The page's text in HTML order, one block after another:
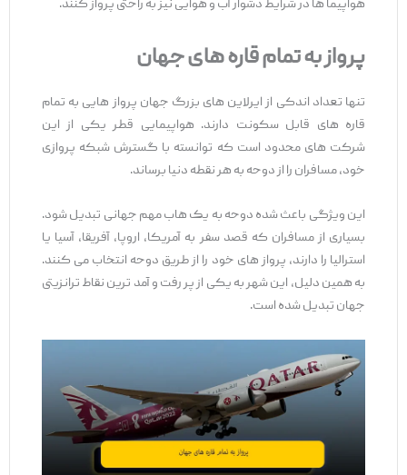
هواپیما ها در شرایط دشوار آب‌ و هوایی نیز به‌ راحتی پرواز کنند.
پرواز به تمام قاره‌های جهان
تنها تعداد اندکی از ایرلاین ‌های بزرگ جهان پرواز هایی به تمام
قاره‌ های قابل سکونت دارند. هواپیمایی قطر یکی از این
شرکت‌ های محدود است که توانسته با گسترش شبکه پروازی
خود، مسافران را از دوحه به هر نقطه دنیا برساند.
این ویژگی باعث شده دوحه به یک هاب مهم جهانی تبدیل شود.
بسیاری از مسافران که قصد سفر به آمریکا، اروپا، آفریقا، آسیا یا
استرالیا را دارند، پرواز های خود را از طریق دوحه انتخاب می ‌کنند.
به همین دلیل، این شهر به یکی از پر رفت‌ و آمد ترین نقاط ترانزیتی
جهان تبدیل شده است.